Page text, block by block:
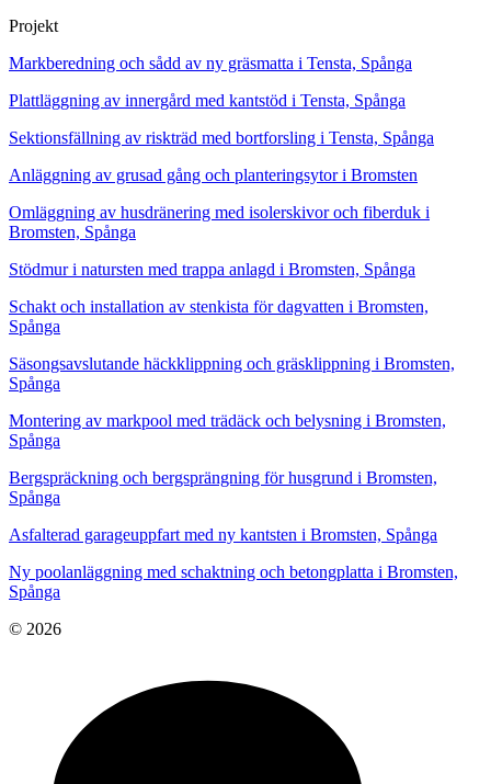
Projekt
Markberedning och sådd av ny gräsmatta i Tensta, Spånga
Plattläggning av innergård med kantstöd i Tensta, Spånga
Sektionsfällning av riskträd med bortforsling i Tensta, Spånga
Anläggning av grusad gång och planteringsytor i Bromsten
Omläggning av husdränering med isolerskivor och fiberduk i
Bromsten, Spånga
Stödmur i natursten med trappa anlagd i Bromsten, Spånga
Schakt och installation av stenkista för dagvatten i Bromsten,
Spånga
Säsongsavslutande häckklippning och gräsklippning i Bromsten,
Spånga
Montering av markpool med trädäck och belysning i Bromsten,
Spånga
Bergspräckning och bergsprängning för husgrund i Bromsten,
Spånga
Asfalterad garageuppfart med ny kantsten i Bromsten, Spånga
Ny poolanläggning med schaktning och betongplatta i Bromsten,
Spånga
© 2026